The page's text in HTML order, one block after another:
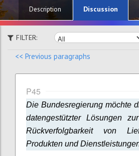
Description Discussion
FILTER:
<< Previous paragraphs
P45
Die Bundesregierung möchte
datengestützter Lösungen
Rückverfolgbarkeit von
Produkten und